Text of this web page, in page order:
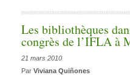
Les bibliothèques
congrès de l’IFLA à
21 mars 2010
Par Viviana Quiñones